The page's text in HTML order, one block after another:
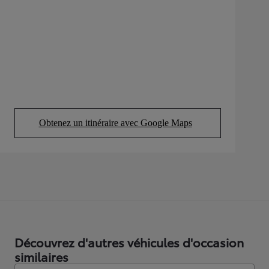
Obtenez un itinéraire avec Google Maps
(Opens in new tab)
Découvrez d'autres véhicules d'occasion
similaires